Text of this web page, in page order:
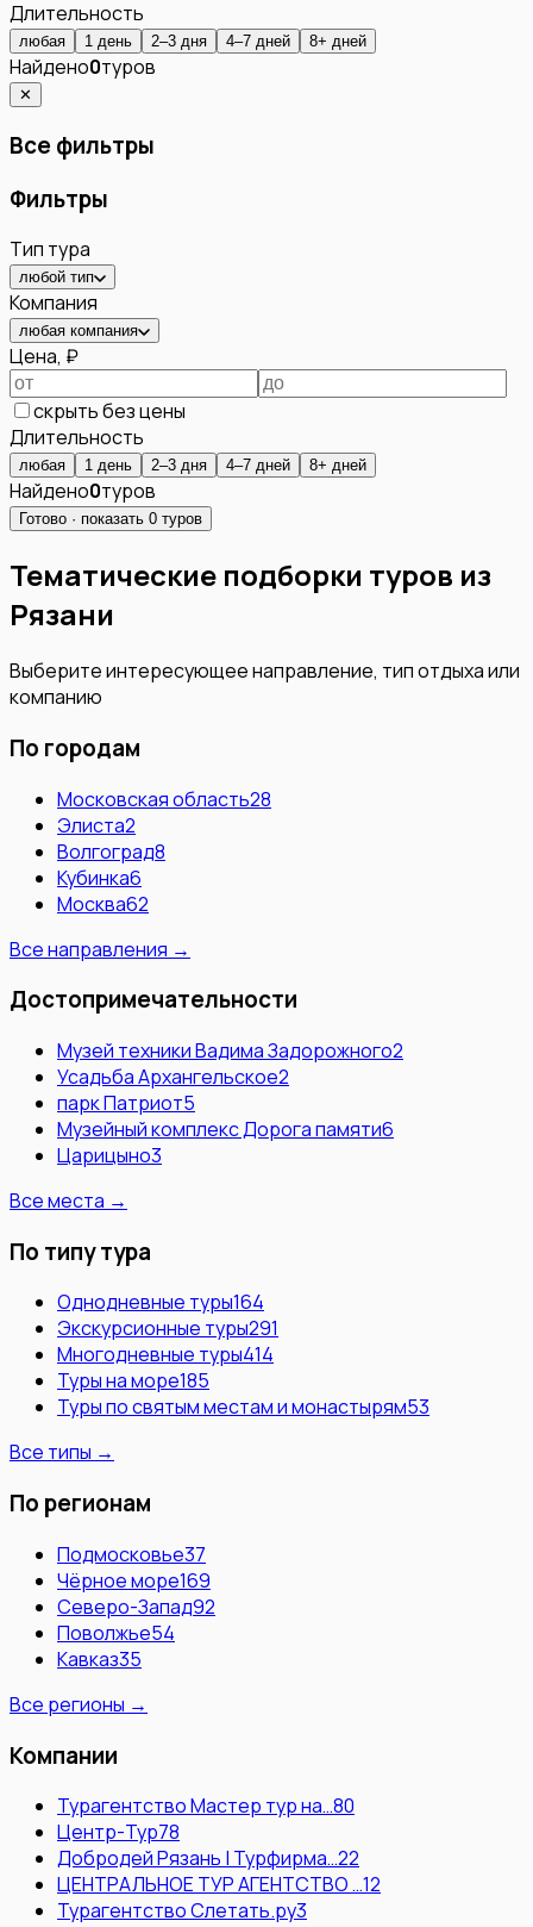
Длительность
любая 1 день 2–3 дня 4–7 дней 8+ дней
Найдено0туров
✕
Все фильтры
Фильтры
Тип тура
любой тип
Компания
любая компания
Цена, ₽
скрыть без цены
Длительность
любая 1 день 2–3 дня 4–7 дней 8+ дней
Найдено0туров
Готово · показать 0 туров
Тематические подборки туров из
Рязани
Выберите интересующее направление, тип отдыха или
компанию
По городам
Московская область28
Элиста2
Волгоград8
Кубинка6
Москва62
Все направления →
Достопримечательности
Музей техники Вадима Задорожного2
Усадьба Архангельское2
парк Патриот5
Музейный комплекс Дорога памяти6
Царицыно3
Все места →
По типу тура
Однодневные туры164
Экскурсионные туры291
Многодневные туры414
Туры на море185
Туры по святым местам и монастырям53
Все типы →
По регионам
Подмосковье37
Чёрное море169
Северо-Запад92
Поволжье54
Кавказ35
Все регионы →
Компании
Турагентство Мастер тур на…80
Центр-Тур78
Добродей Рязань | Турфирма…22
ЦЕНТРАЛЬНОЕ ТУР АГЕНТСТВО …12
Турагентство Слетать.ру3